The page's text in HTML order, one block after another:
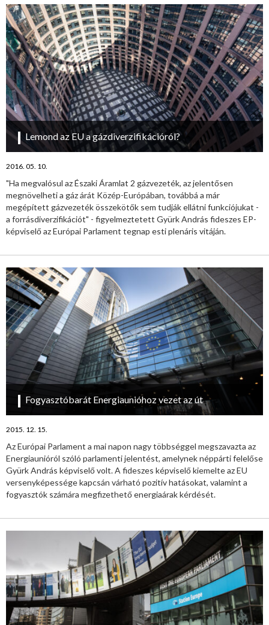
Lemond az EU a gázdiverzifikációról?
2016. 05. 10.
"Ha megvalósul az Északi Áramlat 2 gázvezeték, az jelentősen
megnövelheti a gáz árát Közép-Európában, továbbá a már
megépített gázvezeték összekötők sem tudják ellátni funkciójukat -
a forrásdiverzifikációt" - figyelmeztetett Gyürk András fideszes EP-
képviselő az Európai Parlament tegnap esti plenáris vitáján.
Fogyasztóbarát Energiaunióhoz vezet az út
2015. 12. 15.
Az Európai Parlament a mai napon nagy többséggel megszavazta az
Energiaunióról szóló parlamenti jelentést, amelynek néppárti felelőse
Gyürk András képviselő volt. A fideszes képviselő kiemelte az EU
versenyképessége kapcsán várható pozitív hatásokat, valamint a
fogyasztók számára megfizethető energiaárak kérdését.